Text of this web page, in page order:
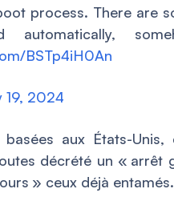
process. There are
BSTp4iH0An
19, 2024
aux États-Unis,
décrété un « arrêt
» ceux déjà entamés.